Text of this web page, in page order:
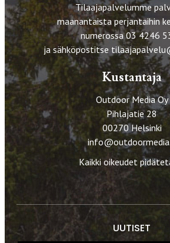
Tilaajapalvelumme
maanantaista perjantaihin
numerossa 03 4246
ja sähköpostitse
Kustantaja
Outdoor Media Oy
Pihlajatie 28
00270 Helsinki
Kaikki oikeudet
UUTISET